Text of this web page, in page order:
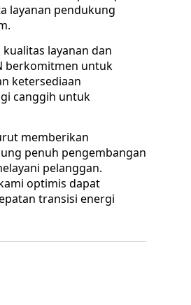
layanan pendukung
layanan dan
berkomitmen untuk
ketersediaan
canggih untuk
memberikan
penuh pengembangan
pelanggan.
optimis dapat
transisi energi